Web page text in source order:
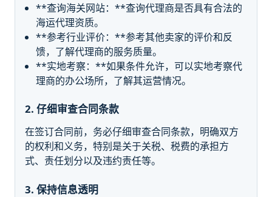
**查询海关网站：**查询代理商是否具有合法的
海运代理资质。
**参考行业评价：**参考其他卖家的评价和反
馈，了解代理商的服务质量。
**实地考察：**如果条件允许，可以实地考察代
理商的办公场所，了解其运营情况。
2. 仔细审查合同条款
在签订合同前，务必仔细审查合同条款，明确双方
的权利和义务，特别是关于关税、税费的承担方
式、责任划分以及违约责任等。
3. 保持信息透明